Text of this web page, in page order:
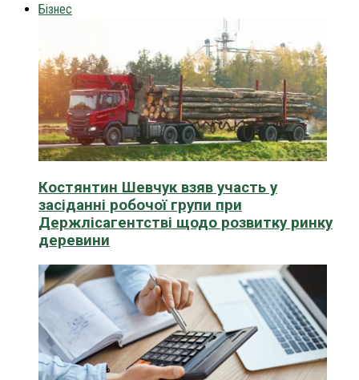
Бізнес
Костянтин Шевчук взяв участь у
засіданні робочої групи при
Держлісагентстві щодо розвитку ринку
деревини